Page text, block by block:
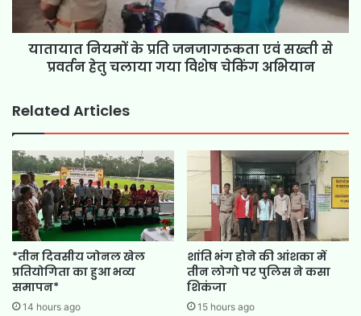
यातायात नियमों के प्रति जनजागरूकता एवं सख्ती से
प्रवर्तन हेतु चलाया गया विशेष चेकिंग अभियान
Related Articles
*तीन दिवसीय जोनल खेल
प्रतियोगिता का हुआ भव्य
समापन*
14 hours ago
शांति भंग होने की आंशका में
तीन लोगो पर पुलिस ने कसा
शिकंजा
15 hours ago